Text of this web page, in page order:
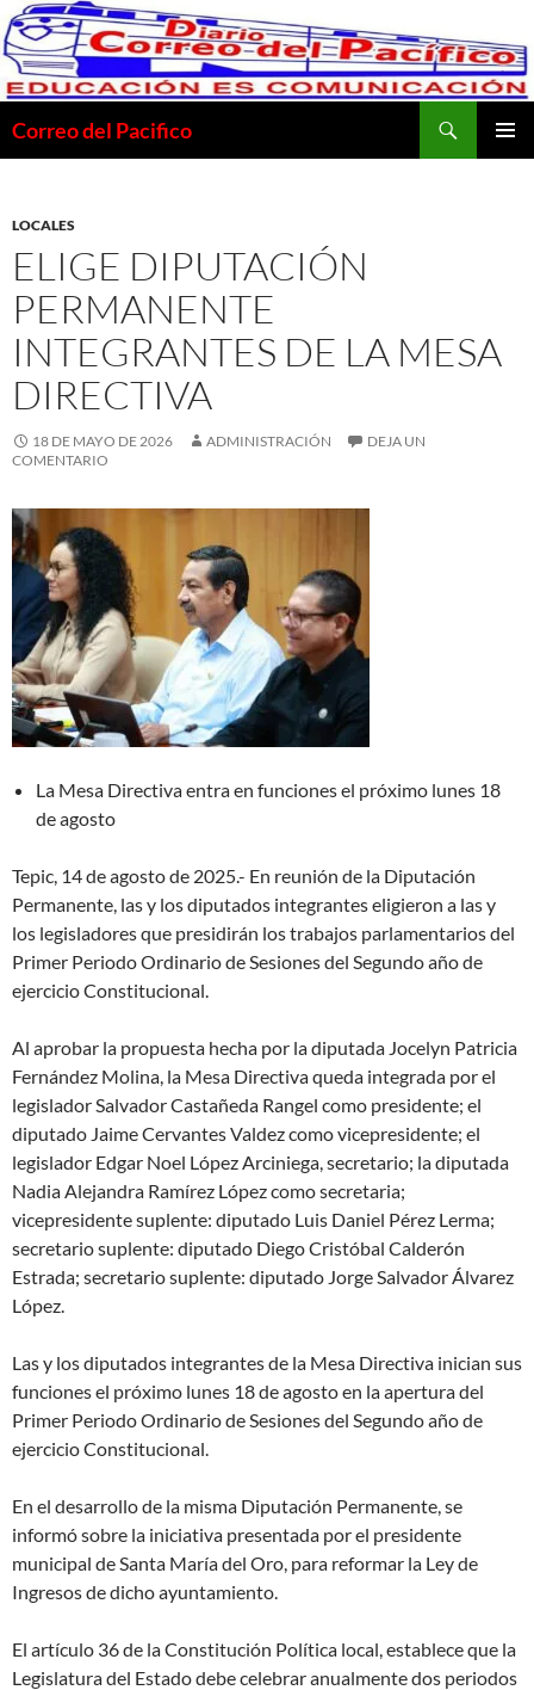
Saltar
al
contenido
Correo del Pacifico
LOCALES
ELIGE DIPUTACIÓN
PERMANENTE
INTEGRANTES DE LA MESA
DIRECTIVA
18 DE MAYO DE 2026 ADMINISTRACIÓN
DEJA UN
COMENTARIO
La Mesa Directiva entra en funciones el próximo lunes 18
de agosto
Tepic, 14 de agosto de 2025.- En reunión de la Diputación
Permanente, las y los diputados integrantes eligieron a las y
los legisladores que presidirán los trabajos parlamentarios del
Primer Periodo Ordinario de Sesiones del Segundo año de
ejercicio Constitucional.
Al aprobar la propuesta hecha por la diputada Jocelyn Patricia
Fernández Molina, la Mesa Directiva queda integrada por el
legislador Salvador Castañeda Rangel como presidente; el
diputado Jaime Cervantes Valdez como vicepresidente; el
legislador Edgar Noel López Arciniega, secretario; la diputada
Nadia Alejandra Ramírez López como secretaria;
vicepresidente suplente: diputado Luis Daniel Pérez Lerma;
secretario suplente: diputado Diego Cristóbal Calderón
Estrada; secretario suplente: diputado Jorge Salvador Álvarez
López.
Las y los diputados integrantes de la Mesa Directiva inician sus
funciones el próximo lunes 18 de agosto en la apertura del
Primer Periodo Ordinario de Sesiones del Segundo año de
ejercicio Constitucional.
En el desarrollo de la misma Diputación Permanente, se
informó sobre la iniciativa presentada por el presidente
municipal de Santa María del Oro, para reformar la Ley de
Ingresos de dicho ayuntamiento.
El artículo 36 de la Constitución Política local, establece que la
Legislatura del Estado debe celebrar anualmente dos periodos